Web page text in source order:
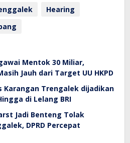
Hearing
Mentok 30 Miliar,
Jauh dari Target UU HKPD
Karangan Trengalek dijadikan
di Lelang BRI
Jadi Benteng Tolak
DPRD Percepat